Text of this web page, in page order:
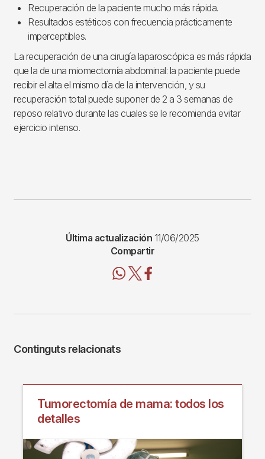
Recuperación de la paciente mucho más rápida.
Resultados estéticos con frecuencia prácticamente
imperceptibles.
La recuperación de una cirugía laparoscópica es más rápida
que la de una miomectomía abdominal: la paciente puede
recibir el alta el mismo día de la intervención, y su
recuperación total puede suponer de 2 a 3 semanas de
reposo relativo durante las cuales se le recomienda evitar
ejercicio intenso.
Última actualización 11/06/2025
Compartir
Continguts relacionats
Tumorectomía de mama: todos los
detalles